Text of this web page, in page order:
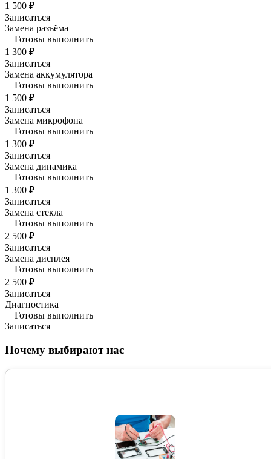
1 500 ₽
Записаться
Замена разъёма
Готовы выполнить
1 300 ₽
Записаться
Замена аккумулятора
Готовы выполнить
1 500 ₽
Записаться
Замена микрофона
Готовы выполнить
1 300 ₽
Записаться
Замена динамика
Готовы выполнить
1 300 ₽
Записаться
Замена стекла
Готовы выполнить
2 500 ₽
Записаться
Замена дисплея
Готовы выполнить
2 500 ₽
Записаться
Диагностика
Готовы выполнить
Записаться
Почему выбирают нас